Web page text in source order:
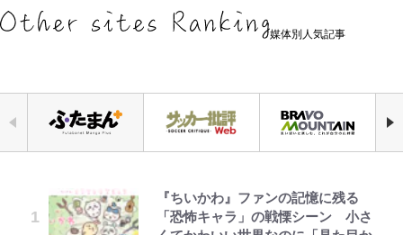
媒体別人気記事
『ちいかわ』ファンの記憶に残る
「恐怖キャラ」の戦慄シーン 小さ
｢お土産最高すぎ笑｣｢どうやって入
手？｣ブライトン帰還の三笘薫、同
アユは「怒らせて掛ける」魚だっ
た！ ルアーを追わせて釣りあげる
浅草は日本の心だゾ
元衆院議員・山尾志桜里が語る誹謗
中傷動画…「計り知れない」切り抜
公式-ヒロインが来る前に妊娠しま
した~詰んだはずの悪役令嬢です
「危ない」「やめて」第1子妊娠中
の田中みな実、ゴリゴリヒール着用
空の轍と大地の雲と 第1回